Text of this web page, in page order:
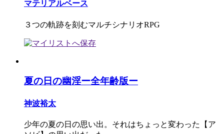
マテリアルベース
３つの軌跡を刻むマルチシナリオRPG
夏の日の幽淫ー全年齢版ー
神波裕太
少年の夏の日の思い出。それはちょっと変わった【ア